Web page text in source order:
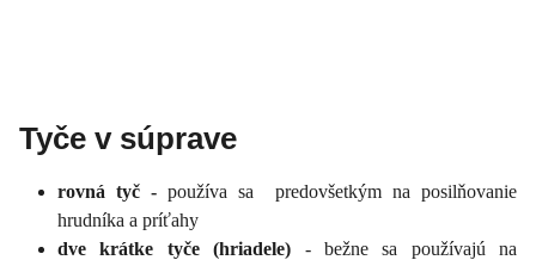
Tyče v súprave
rovná tyč - používa sa predovšetkým na posilňovanie
hrudníka a príťahy
dve krátke tyče (hriadele) - bežne sa používajú na